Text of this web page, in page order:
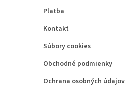
Platba
Kontakt
Súbory cookies
Obchodné podmienky
Ochrana osobných údajov